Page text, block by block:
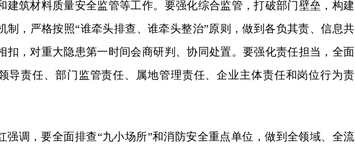
建筑材料质量安全监管等工作。要强化综合监管，打破部门壁垒，构建
制，严格按照“谁牵头排查、谁牵头整治”原则，做到各负其责、信息共
扣，对重大隐患第一时间会商研判、协同处置。要强化责任担当，全面
导责任、部门监管责任、属地管理责任、企业主体责任和岗位行为责
强调，要全面排查“九小场所”和消防安全重点单位，做到全领域、全流